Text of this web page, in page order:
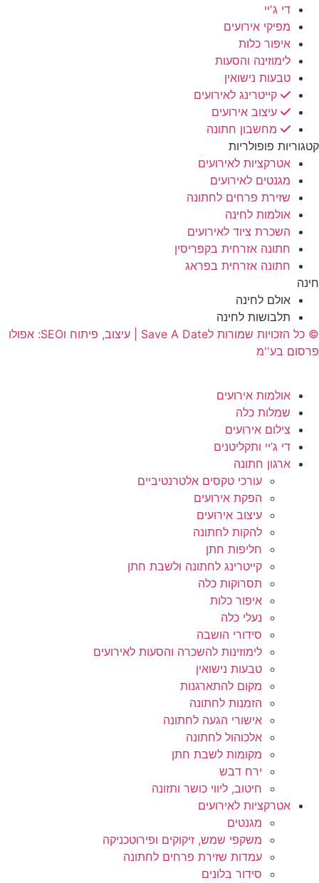
די ג'יי
מפיקי אירועים
איפור כלות
לימוזינה והסעות
טבעות נישואין
קייטרינג לאירועים
עיצוב אירועים
מחשבון חתונה
קטגוריות פופולריות
אטרקציות לאירועים
מגנטים לאירועים
שזירת פרחים לחתונה
אולמות לחינה
השכרת ציוד לאירועים
חתונה אזרחית בקפריסין
חתונה אזרחית בפראג
חינה
אולם לחינה
תלבושות לחינה
© כל הזכויות שמורות לSave A Date | עיצוב, פיתוח וSEO: אפולו
פרסום בע''מ
אולמות אירועים
שמלות כלה
צילום אירועים
די ג’יי ותקליטנים
ארגון חתונה
עורכי טקסים אלטרנטיביים
הפקת אירועים
עיצוב אירועים
להקות לחתונה
חליפות חתן
קייטרינג לחתונה ולשבת חתן
תסרוקות כלה
איפור כלות
נעלי כלה
סידורי הושבה
לימוזינות להשכרה והסעות לאירועים
טבעות נישואין
מקום להתארגנות
הזמנות לחתונה
אישורי הגעה לחתונה
אלכוהול לחתונה
מקומות לשבת חתן
ירח דבש
חיטוב, ליווי כושר ותזונה
אטרקציות לאירועים
מגנטים
משקפי שמש, זיקוקים ופירוטכניקה
עמדות שזירת פרחים לחתונה
סידור בלונים